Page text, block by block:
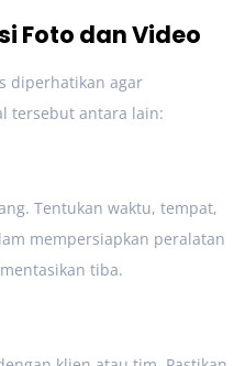
Foto dan Video
diperhatikan agar
tersebut antara lain:
Tentukan waktu, tempat,
mempersiapkan peralatan
tiba.